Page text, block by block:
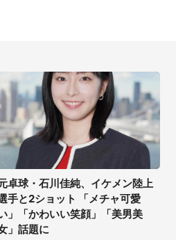
卓球・石川佳純、イケメン陸上
手と2ショット 「メチャ可愛
」「かわいい笑顔」「美男美
」話題に